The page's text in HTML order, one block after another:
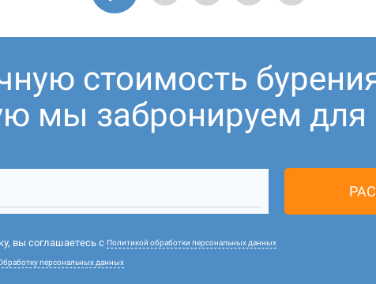
стоимость
мы забронируем для
вы соглашаетесь с Политикой обработки персональных данных
персональных данных